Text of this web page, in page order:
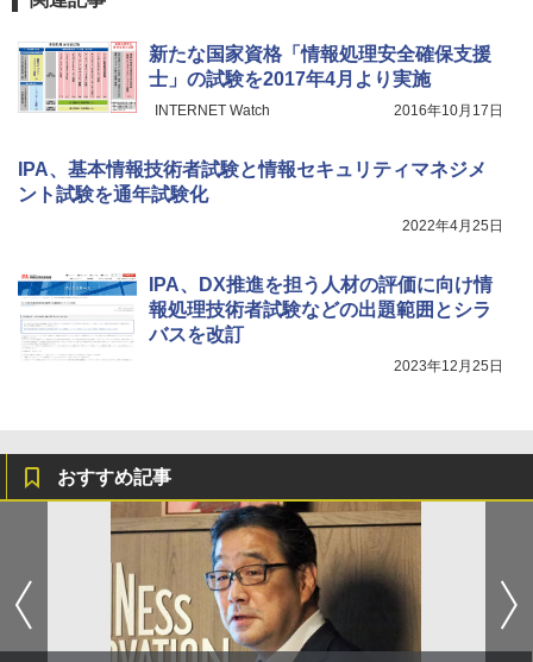
新たな国家資格「情報処理安全確保支援
士」の試験を2017年4月より実施
INTERNET Watch 2016年10月17日
IPA、基本情報技術者試験と情報セキュリティマネジメ
ント試験を通年試験化
2022年4月25日
IPA、DX推進を担う人材の評価に向け情
報処理技術者試験などの出題範囲とシラ
バスを改訂
2023年12月25日
おすすめ記事